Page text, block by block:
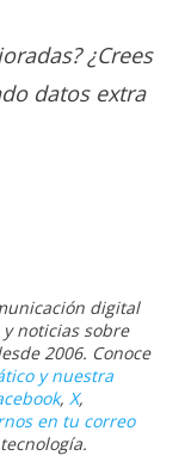
¿Crees
datos extra
digital
noticias sobre
2006. Conoce
y nuestra
, X,
en tu correo